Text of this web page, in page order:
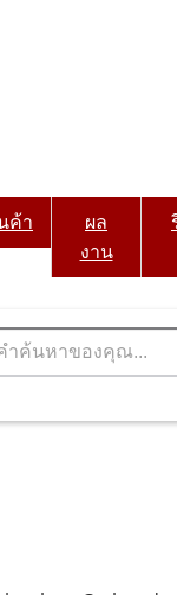
ค้า
ผล
งาน
Thailand>The